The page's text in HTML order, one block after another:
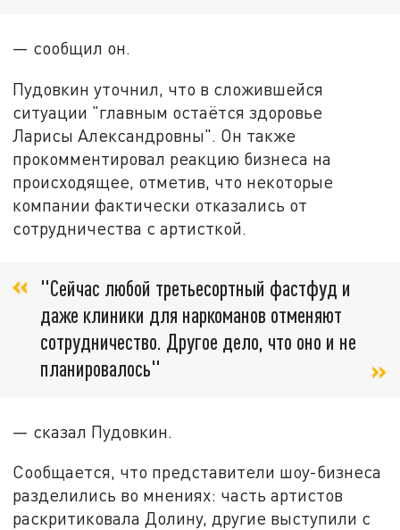
— сообщил он.
Пудовкин уточнил, что в сложившейся
ситуации "главным остаётся здоровье
Ларисы Александровны". Он также
прокомментировал реакцию бизнеса на
происходящее, отметив, что некоторые
компании фактически отказались от
сотрудничества с артисткой.
"Сейчас любой третьесортный фастфуд и
даже клиники для наркоманов отменяют
сотрудничество. Другое дело, что оно и не
планировалось"
— сказал Пудовкин.
Сообщается, что представители шоу-бизнеса
разделились во мнениях: часть артистов
раскритиковала Долину, другие выступили с